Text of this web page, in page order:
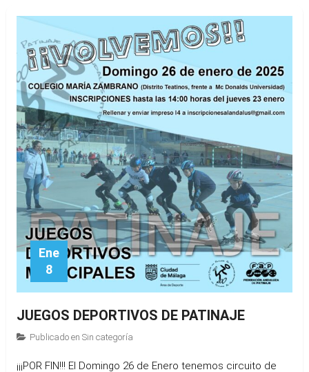
Ene
8
JUEGOS DEPORTIVOS DE PATINAJE
Publicado en Sin categoría
¡¡¡POR FIN!!! El Domingo 26 de Enero tenemos circuito de